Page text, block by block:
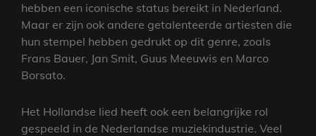
hebben een iconische status bereikt in Nederland.
Maar er zijn ook andere getalenteerde artiesten die
hun stempel hebben gedrukt op dit genre, zoals
Frans Bauer, Jan Smit, Guus Meeuwis en Marco
Borsato.
Het Hollandse lied heeft ook een belangrijke rol
gespeeld in de Nederlandse muziekindustrie. Veel